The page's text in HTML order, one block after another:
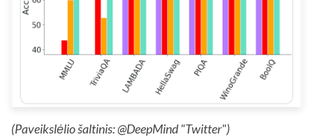
(Paveikslėlio šaltinis: @DeepMind "Twitter")